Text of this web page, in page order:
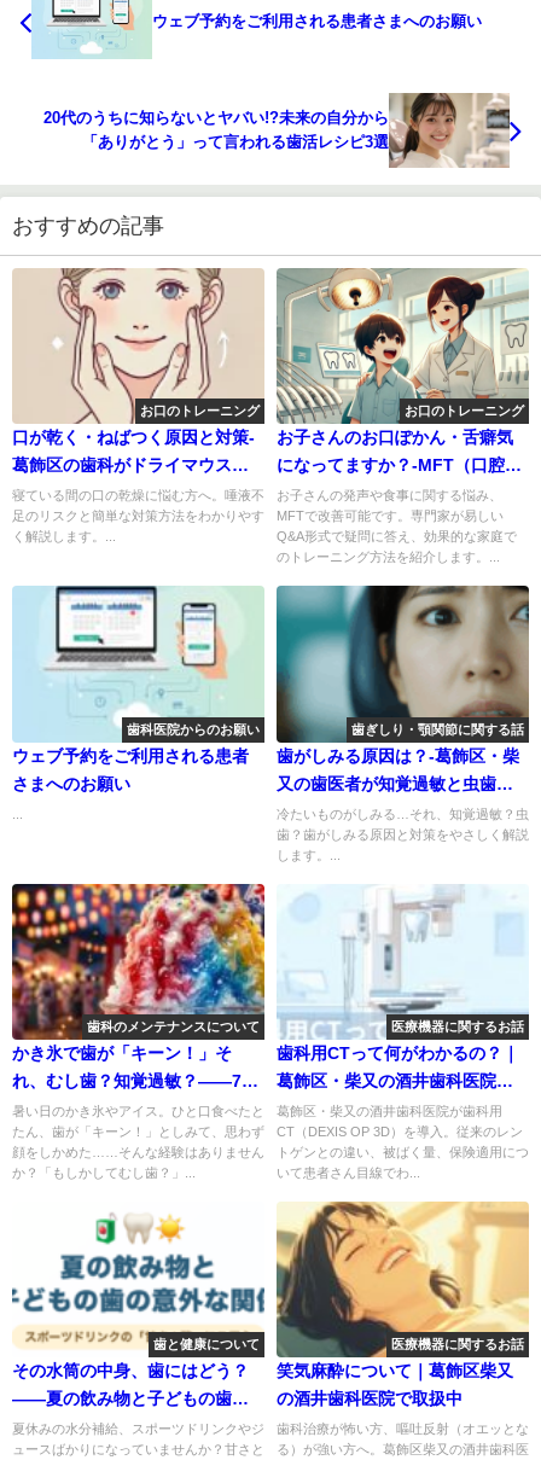
ウェブ予約をご利用される患者さまへのお願い
20代のうちに知らないとヤバい!?未来の自分から
「ありがとう」って言われる歯活レシピ3選
おすすめの記事
お口のトレーニング
口が乾く・ねばつく原因と対策-
葛飾区の歯科がドライマウスを
解説
寝ている間の口の乾燥に悩む方へ。唾液不
足のリスクと簡単な対策方法をわかりやす
く解説します。...
お口のトレーニング
お子さんのお口ぽかん・舌癖気
になってますか？-MFT（口腔筋
機能低下症）の疑問にお応え
お子さんの発声や食事に関する悩み、
MFTで改善可能です。専門家が易しい
Q&A形式で疑問に答え、効果的な家庭で
のトレーニング方法を紹介します。...
歯科医院からのお願い
ウェブ予約をご利用される患者
さまへのお願い
歯ぎしり・顎関節に関する話
歯がしみる原因は？-葛飾区・柴
又の歯医者が知覚過敏と虫歯の
違いを解説
冷たいものがしみる…それ、知覚過敏？虫
歯？歯がしみる原因と対策をやさしく解説
します。...
歯科のメンテナンスについて
かき氷で歯が「キーン！」そ
れ、むし歯？知覚過敏？——7月
25日は「かき氷の日」で「知覚
過敏の日」
暑い日のかき氷やアイス。ひと口食べたと
たん、歯が「キーン！」としみて、思わず
顔をしかめた……そんな経験はありません
か？「もしかしてむし歯？」...
医療機器に関するお話
歯科用CTって何がわかるの？｜
葛飾区・柴又の酒井歯科医院が
導入した理由
葛飾区・柴又の酒井歯科医院が歯科用
CT（DEXIS OP 3D）を導入。従来のレン
トゲンとの違い、被ばく量、保険適用につ
いて患者さん目線でわ...
歯と健康について
その水筒の中身、歯にはどう？
——夏の飲み物と子どもの歯の
意外な関係
夏休みの水分補給、スポーツドリンクやジ
ュースばかりになっていませんか？甘さと
医療機器に関するお話
笑気麻酔について｜葛飾区柴又
の酒井歯科医院で取扱中
歯科治療が怖い方、嘔吐反射（オエッとな
る）が強い方へ。葛飾区柴又の酒井歯科医